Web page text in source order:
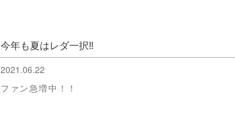
今年も夏はレダ一択‼
2021.06.22
ファン急増中！！